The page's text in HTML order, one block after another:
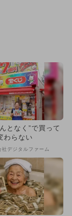
となく”で買って
わらない
社デジタルファーム